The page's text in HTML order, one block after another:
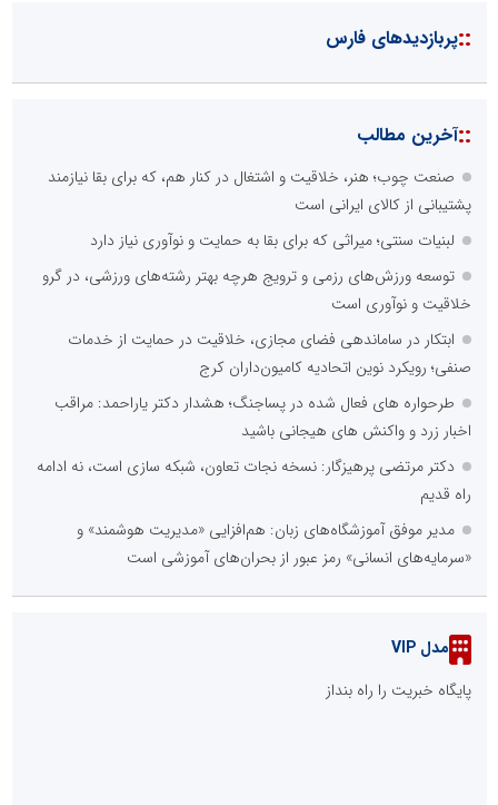
::پربازدیدهای فارس
::آخرین مطالب
صنعت چوب؛ هنر، خلاقیت و اشتغال در کنار هم، که برای بقا نیازمند
پشتیبانی از کالای ایرانی است
لبنیات سنتی؛ میراثی که برای بقا به حمایت و نوآوری نیاز دارد
توسعه ورزش‌های رزمی و ترویج هرچه بهتر رشته‌های ورزشی، در گرو
خلاقیت و نوآوری است
ابتکار در ساماندهی فضای مجازی، خلاقیت در حمایت از خدمات
صنفی؛ رویکرد نوین اتحادیه کامیون‌داران کرج
طرحواره های فعال شده در پساجنگ؛ هشدار دکتر یاراحمد: مراقب
اخبار زرد و واکنش های هیجانی باشید
دکتر مرتضی پرهیزگار: نسخه نجات تعاون، شبکه سازی است، نه ادامه
راه قدیم
مدیر موفق آموزشگاه‌های زبان: هم‌افزایی «مدیریت هوشمند» و
«سرمایه‌های انسانی» رمز عبور از بحران‌های آموزشی است
مدل VIP
پایگاه خبریت را راه بنداز